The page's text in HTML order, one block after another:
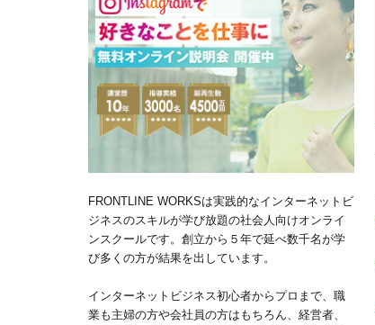
FRONTLINE WORKSは実践的なインターネットビ
ジネスのスキルが学び放題の社会人向けオンライ
ンスクールです。創立から５年で延べ数千名が学
び多くの方が結果を出しています。
インターネットビジネス初心者からプロまで、職
業も主婦の方や会社員の方はもちろん、経営者、